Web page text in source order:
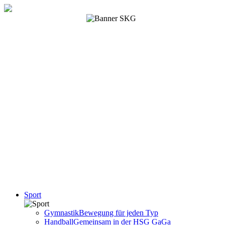
Sport
GymnastikBewegung für jeden Typ
HandballGemeinsam in der HSG GaGa